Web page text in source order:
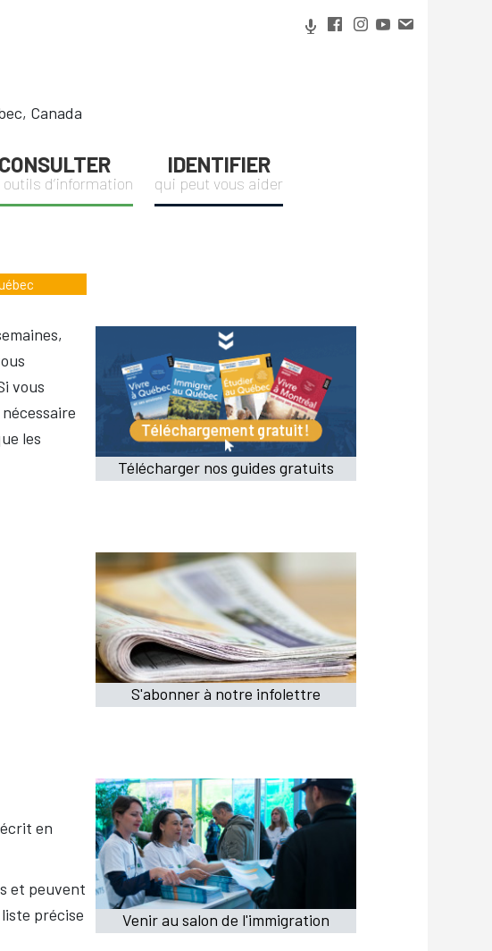
Canada
CONSULTER
outils d’information
IDENTIFIER
qui peut vous aider
vous
les
en
et peuvent
précise
Télécharger nos guides gratuits
S'abonner à notre infolettre
Venir au salon de l'immigration